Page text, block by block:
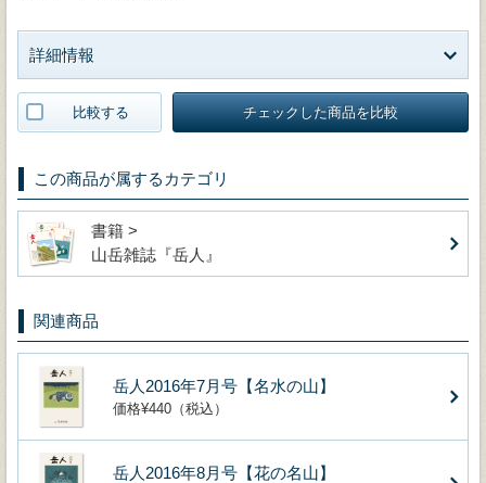
詳細情報
比較する チェックした商品を比較
この商品が属するカテゴリ
書籍 >
山岳雑誌『岳人』
関連商品
岳人2016年7月号【名水の山】
価格¥440（税込）
岳人2016年8月号【花の名山】